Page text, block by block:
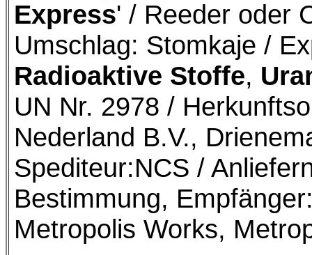
Express' / Reeder oder
Umschlag: Stomkaje /
Radioaktive Stoffe,
UN Nr. 2978 /
Nederland B.V.,
Spediteur:NCS /
Bestimmung,
Metropolis Works,